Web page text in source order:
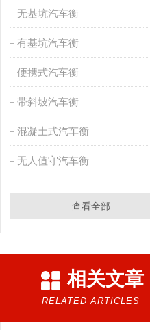
无基坑汽车衡
有基坑汽车衡
便携式汽车衡
带斜坡汽车衡
混凝土式汽车衡
无人值守汽车衡
查看全部
相关文章
RELATED ARTICLES